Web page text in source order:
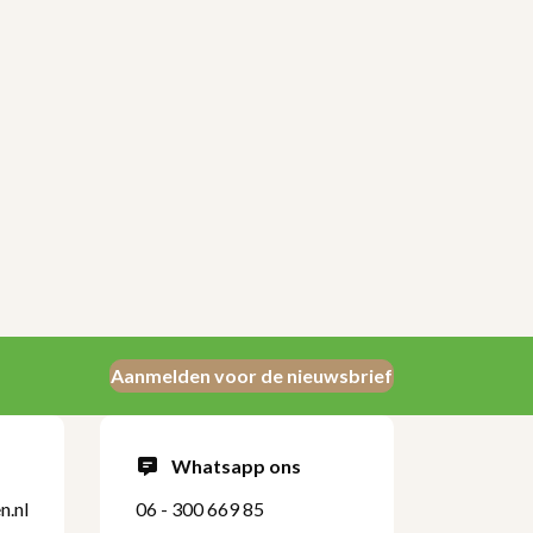
Aanmelden voor de nieuwsbrief
Whatsapp ons
06 - 300 669 85